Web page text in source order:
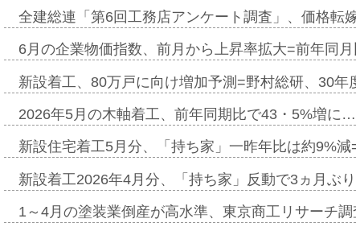
全建総連「第6回工務店アンケート調査」、価格転
6月の企業物価指数、前月から上昇率拡大=前年同
新設着工、80万戸に向け増加予測=野村総研、30年
2026年5月の木軸着工、前年同期比で43・5%増に…
新設住宅着工5月分、「持ち家」一昨年比は約9%
新設着工2026年4月分、「持ち家」反動で3ヵ月ぶ
1～4月の塗装業倒産が高水準、東京商工リサーチ